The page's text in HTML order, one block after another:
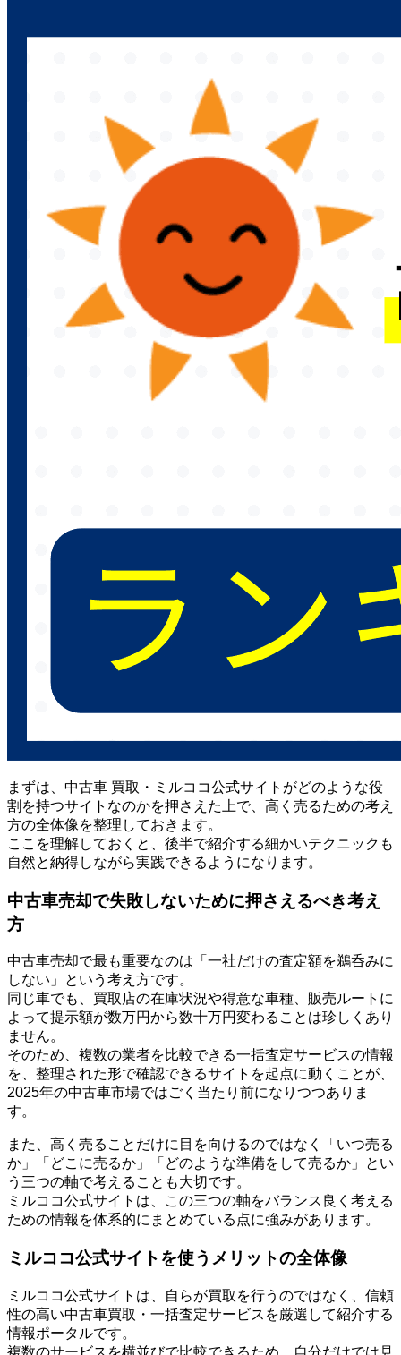
まずは、中古車 買取・ミルココ公式サイトがどのような役
割を持つサイトなのかを押さえた上で、高く売るための考え
方の全体像を整理しておきます。
ここを理解しておくと、後半で紹介する細かいテクニックも
自然と納得しながら実践できるようになります。
中古車売却で失敗しないために押さえるべき考え
方
中古車売却で最も重要なのは「一社だけの査定額を鵜呑みに
しない」という考え方です。
同じ車でも、買取店の在庫状況や得意な車種、販売ルートに
よって提示額が数万円から数十万円変わることは珍しくあり
ません。
そのため、複数の業者を比較できる一括査定サービスの情報
を、整理された形で確認できるサイトを起点に動くことが、
2025年の中古車市場ではごく当たり前になりつつありま
す。
また、高く売ることだけに目を向けるのではなく「いつ売る
か」「どこに売るか」「どのような準備をして売るか」とい
う三つの軸で考えることも大切です。
ミルココ公式サイトは、この三つの軸をバランス良く考える
ための情報を体系的にまとめている点に強みがあります。
ミルココ公式サイトを使うメリットの全体像
ミルココ公式サイトは、自らが買取を行うのではなく、信頼
性の高い中古車買取・一括査定サービスを厳選して紹介する
情報ポータルです。
複数のサービスを横並びで比較できるため、自分だけでは見